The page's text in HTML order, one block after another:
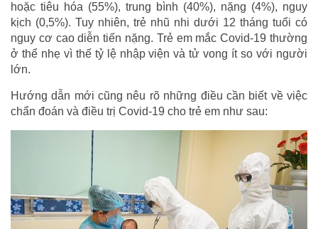
hoặc tiêu hóa (55%), trung bình (40%), nặng (4%), nguy
kịch (0,5%). Tuy nhiên, trẻ nhũ nhi dưới 12 tháng tuổi có
nguy cơ cao diễn tiến nặng. Trẻ em mắc Covid-19 thường
ở thể nhẹ vì thế tỷ lệ nhập viện và tử vong ít so với người
lớn.
Hướng dẫn mới cũng nêu rõ những điều cần biết về việc
chẩn đoán và điều trị Covid-19 cho trẻ em như sau: